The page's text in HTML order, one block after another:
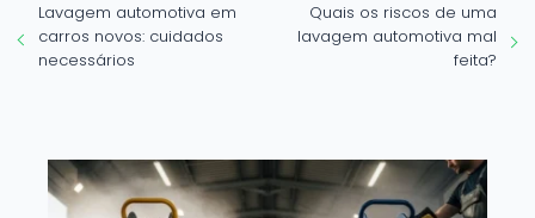
Lavagem automotiva em
carros novos: cuidados
necessários
Quais os riscos de uma
lavagem automotiva mal
feita?